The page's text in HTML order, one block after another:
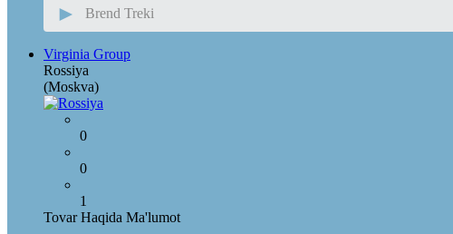
► Brend Treki
Virginia Group
Rossiya
(Moskva)
0
0
1
Tovar Haqida Ma'lumot